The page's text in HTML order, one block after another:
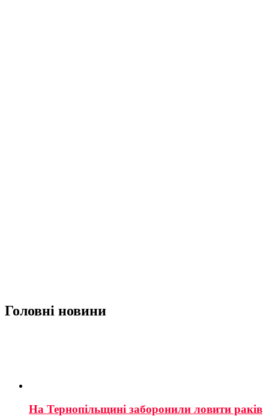
Головні новини
На Тернопільщині заборонили ловити раків